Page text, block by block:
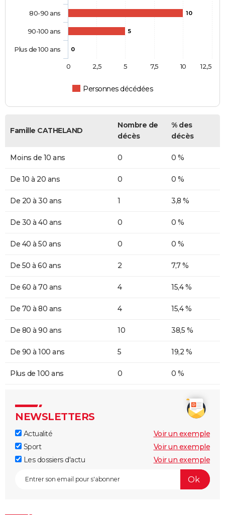
10
5
0
Personnes décédées
80-90 ans
90-100 ans
Plus de 100 ans
0 10
2,5 5 7,5 12,5
Famille CATHELAND
Nombre de
décès
% des
décès
Moins de 10 ans 0 0 %
De 10 à 20 ans 0 0 %
De 20 à 30 ans 1 3,8 %
De 30 à 40 ans 0 0 %
De 40 à 50 ans 0 0 %
De 50 à 60 ans 2 7,7 %
De 60 à 70 ans 4 15,4 %
De 70 à 80 ans 4 15,4 %
De 80 à 90 ans 10 38,5 %
De 90 à 100 ans 5 19,2 %
Plus de 100 ans 0 0 %
NEWSLETTERS
Actualité
Voir un exemple
Sport
Voir un exemple
Les dossiers d'actu
Voir un exemple